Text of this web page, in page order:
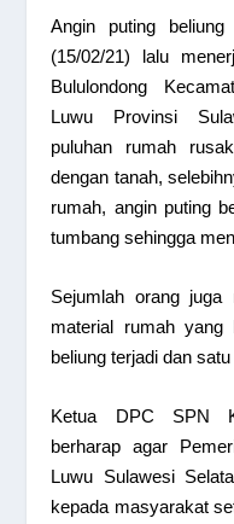
Angin puting
(15/02/21) lalu
Bululondong
Luwu Provinsi
puluhan rumah
dengan tanah,
rumah, angin puting
tumbang sehingga
Sejumlah orang juga
material rumah yang
beliung terjadi dan
Ketua DPC SPN
berharap agar
Luwu Sulawesi
kepada masyarakat